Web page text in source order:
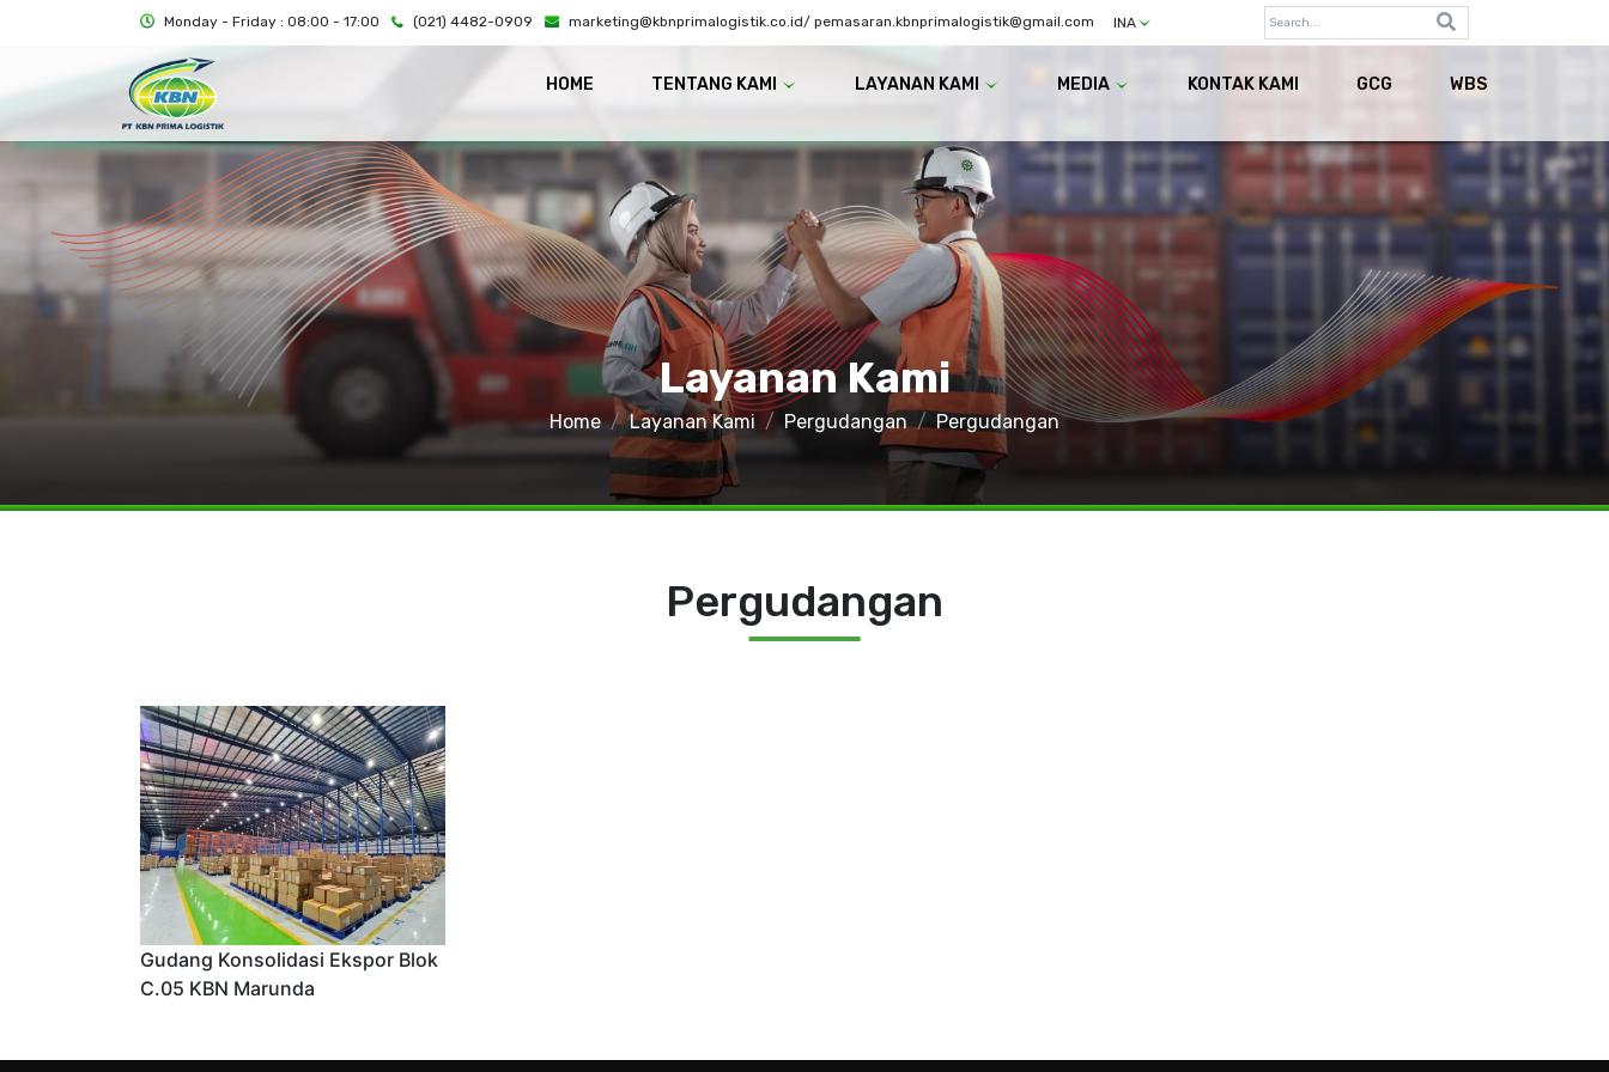
Monday - Friday : 08:00 - 17:00 (021) 4482-0909 marketing@kbnprimalogistik.co.id/ pemasaran.kbnprimalogistik@gmail.com INA
HOME TENTANG KAMI LAYANAN KAMI MEDIA KONTAK KAMI GCG WBS
Layanan Kami
Home Layanan Kami Pergudangan Pergudangan
Pergudangan
Gudang Konsolidasi Ekspor Blok
C.05 KBN Marunda